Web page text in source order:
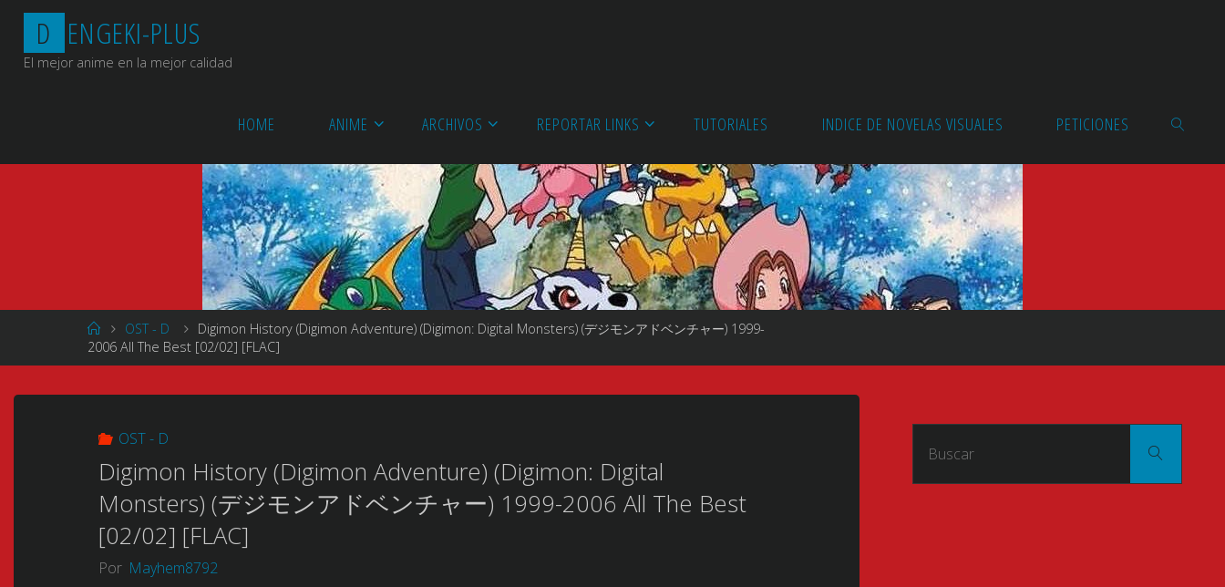
Saltar
contenido
D ENGEKI-PLUS
El mejor anime en la mejor calidad
HOME ANIME ARCHIVOS REPORTAR LINKS TUTORIALES INDICE DE NOVELAS VISUALES PETICIONES
Página
de
Inicio
OST - D
Digimon History (Digimon Adventure) (Digimon: Digital Monsters) (デジモンアドベンチャー) 1999-
2006 All The Best [02/02] [FLAC]
OST - D
Digimon History (Digimon Adventure) (Digimon: Digital
Monsters) (デジモンアドベンチャー) 1999-2006 All The Best
[02/02] [FLAC]
Por Mayhem8792
Buscar